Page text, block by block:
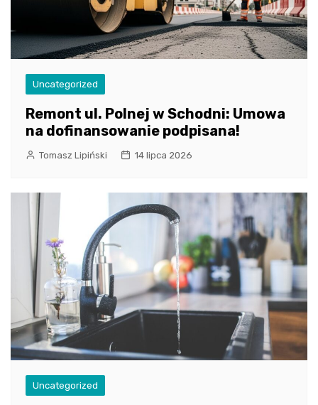
Uncategorized
Remont ul. Polnej w Schodni: Umowa
na dofinansowanie podpisana!
Tomasz Lipiński 14 lipca 2026
Uncategorized